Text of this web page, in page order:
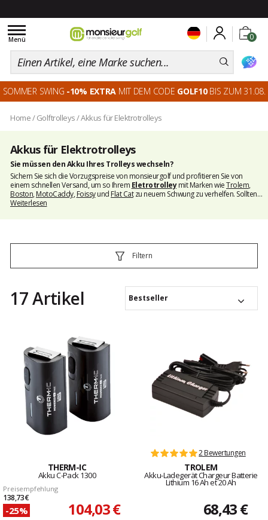
0
Toggle
navigation
Menü
SOMMER SWING -10% EXTRA MIT DEM CODE GOLF10BIS ZUM 31.08.
Home/ Golftrolleys/Akkus für Elektrotrolleys
Akkus für Elektrotrolleys
Sie müssen den Akku Ihres Trolleys wechseln?
Sichern Sie sich die Vorzugspreise von monsieurgolfund profitieren Sie von
einem schnellen Versand, um so Ihrem Eletrotrolleymit Marken wieTrolem,
Boston,MotoCaddy,Foissyund Flat Catzu neuem Schwung zu verhelfen. Sollten
Sie Fragen haben, helfen Ihnen unsere Experten gern und beraten Sie zu den für
Weiterlesen
Filtern
17 Artikel Bestseller
THERM-IC
Akku C-Pack 1300
Preisempfehlung
138,73 €
-25% 104,03 €
2 Bewertungen
TROLEM
Akku-Ladegerät Chargeur Batterie
Lithium 16 Ah et 20 Ah
68,43 €